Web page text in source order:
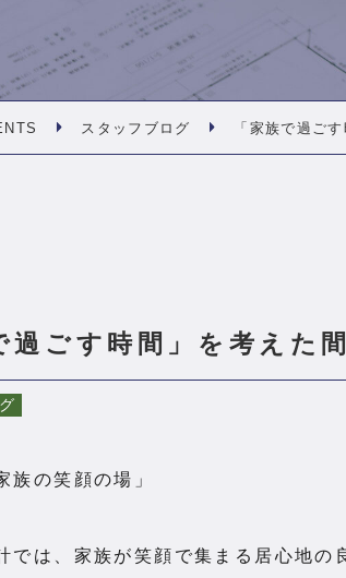
スタッフブログ 「家族で過ご
過ごす時間」を考えた
族の笑顔の場」
では、家族が笑顔で集まる居心地の